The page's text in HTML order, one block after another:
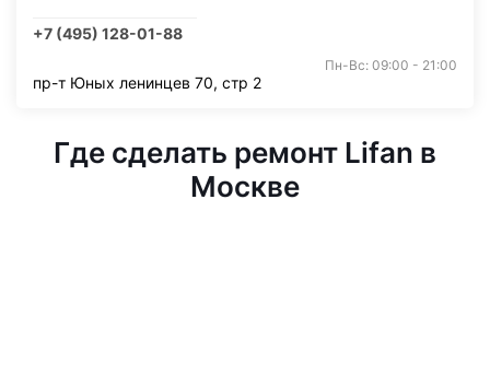
+7 (495) 128-01-88
Пн-Вс: 09:00 - 21:00
пр-т Юных ленинцев 70, стр 2
Где сделать ремонт Lifan в
Москве